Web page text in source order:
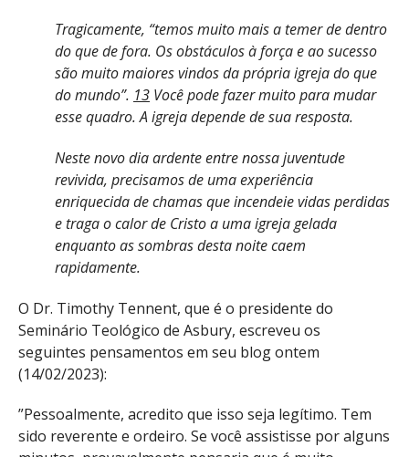
Tragicamente, “temos muito mais a temer de dentro
do que de fora. Os obstáculos à força e ao sucesso
são muito maiores vindos da própria igreja do que
do mundo”. 13 Você pode fazer muito para mudar
esse quadro. A igreja depende de sua resposta.
Neste novo dia ardente entre nossa juventude
revivida, precisamos de uma experiência
enriquecida de chamas que incendeie vidas perdidas
e traga o calor de Cristo a uma igreja gelada
enquanto as sombras desta noite caem
rapidamente.
O Dr. Timothy Tennent, que é o presidente do
Seminário Teológico de Asbury, escreveu os
seguintes pensamentos em seu blog ontem
(14/02/2023):
”Pessoalmente, acredito que isso seja legítimo. Tem
sido reverente e ordeiro. Se você assistisse por alguns